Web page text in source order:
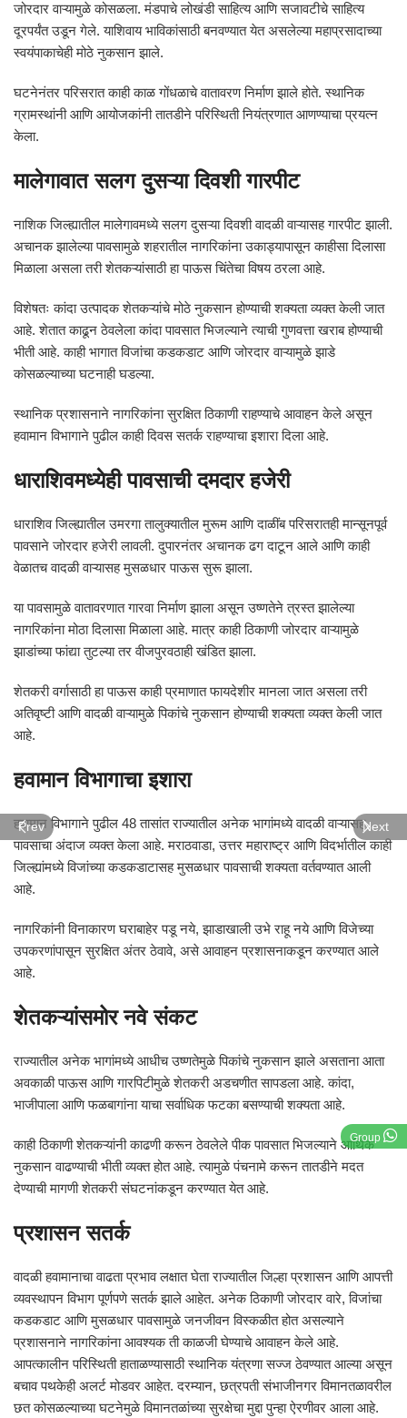
Group
जोरदार वाऱ्यामुळे कोसळला. मंडपाचे लोखंडी साहित्य आणि सजावटीचे साहित्य
दूरपर्यंत उडून गेले. याशिवाय भाविकांसाठी बनवण्यात येत असलेल्या महाप्रसादाच्या
स्वयंपाकाचेही मोठे नुकसान झाले.
घटनेनंतर परिसरात काही काळ गोंधळाचे वातावरण निर्माण झाले होते. स्थानिक
ग्रामस्थांनी आणि आयोजकांनी तातडीने परिस्थिती नियंत्रणात आणण्याचा प्रयत्न
केला.
मालेगावात सलग दुसऱ्या दिवशी गारपीट
नाशिक जिल्ह्यातील मालेगावमध्ये सलग दुसऱ्या दिवशी वादळी वाऱ्यासह गारपीट झाली.
अचानक झालेल्या पावसामुळे शहरातील नागरिकांना उकाड्यापासून काहीसा दिलासा
मिळाला असला तरी शेतकऱ्यांसाठी हा पाऊस चिंतेचा विषय ठरला आहे.
विशेषतः कांदा उत्पादक शेतकऱ्यांचे मोठे नुकसान होण्याची शक्यता व्यक्त केली जात
आहे. शेतात काढून ठेवलेला कांदा पावसात भिजल्याने त्याची गुणवत्ता खराब होण्याची
भीती आहे. काही भागात विजांचा कडकडाट आणि जोरदार वाऱ्यामुळे झाडे
कोसळल्याच्या घटनाही घडल्या.
स्थानिक प्रशासनाने नागरिकांना सुरक्षित ठिकाणी राहण्याचे आवाहन केले असून
हवामान विभागाने पुढील काही दिवस सतर्क राहण्याचा इशारा दिला आहे.
धाराशिवमध्येही पावसाची दमदार हजेरी
धाराशिव जिल्ह्यातील उमरगा तालुक्यातील मुरूम आणि दाळींब परिसरातही मान्सूनपूर्व
पावसाने जोरदार हजेरी लावली. दुपारनंतर अचानक ढग दाटून आले आणि काही
वेळातच वादळी वाऱ्यासह मुसळधार पाऊस सुरू झाला.
या पावसामुळे वातावरणात गारवा निर्माण झाला असून उष्णतेने त्रस्त झालेल्या
नागरिकांना मोठा दिलासा मिळाला आहे. मात्र काही ठिकाणी जोरदार वाऱ्यामुळे
झाडांच्या फांद्या तुटल्या तर वीजपुरवठाही खंडित झाला.
शेतकरी वर्गासाठी हा पाऊस काही प्रमाणात फायदेशीर मानला जात असला तरी
अतिवृष्टी आणि वादळी वाऱ्यामुळे पिकांचे नुकसान होण्याची शक्यता व्यक्त केली जात
आहे.
हवामान विभागाचा इशारा
हवामान विभागाने पुढील 48 तासांत राज्यातील अनेक भागांमध्ये वादळी वाऱ्यासह
पावसाचा अंदाज व्यक्त केला आहे. मराठवाडा, उत्तर महाराष्ट्र आणि विदर्भातील काही
जिल्ह्यांमध्ये विजांच्या कडकडाटासह मुसळधार पावसाची शक्यता वर्तवण्यात आली
आहे.
नागरिकांनी विनाकारण घराबाहेर पडू नये, झाडाखाली उभे राहू नये आणि विजेच्या
उपकरणांपासून सुरक्षित अंतर ठेवावे, असे आवाहन प्रशासनाकडून करण्यात आले
आहे.
शेतकऱ्यांसमोर नवे संकट
राज्यातील अनेक भागांमध्ये आधीच उष्णतेमुळे पिकांचे नुकसान झाले असताना आता
अवकाळी पाऊस आणि गारपिटीमुळे शेतकरी अडचणीत सापडला आहे. कांदा,
भाजीपाला आणि फळबागांना याचा सर्वाधिक फटका बसण्याची शक्यता आहे.
काही ठिकाणी शेतकऱ्यांनी काढणी करून ठेवलेले पीक पावसात भिजल्याने आर्थिक
नुकसान वाढण्याची भीती व्यक्त होत आहे. त्यामुळे पंचनामे करून तातडीने मदत
देण्याची मागणी शेतकरी संघटनांकडून करण्यात येत आहे.
प्रशासन सतर्क
वादळी हवामानाचा वाढता प्रभाव लक्षात घेता राज्यातील जिल्हा प्रशासन आणि आपत्ती
व्यवस्थापन विभाग पूर्णपणे सतर्क झाले आहेत. अनेक ठिकाणी जोरदार वारे, विजांचा
कडकडाट आणि मुसळधार पावसामुळे जनजीवन विस्कळीत होत असल्याने
प्रशासनाने नागरिकांना आवश्यक ती काळजी घेण्याचे आवाहन केले आहे.
आपत्कालीन परिस्थिती हाताळण्यासाठी स्थानिक यंत्रणा सज्ज ठेवण्यात आल्या असून
बचाव पथकेही अलर्ट मोडवर आहेत. दरम्यान, छत्रपती संभाजीनगर विमानतळावरील
छत कोसळल्याच्या घटनेमुळे विमानतळांच्या सुरक्षेचा मुद्दा पुन्हा ऐरणीवर आला आहे.
Prev Next